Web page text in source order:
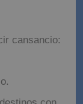
o
cansancio: